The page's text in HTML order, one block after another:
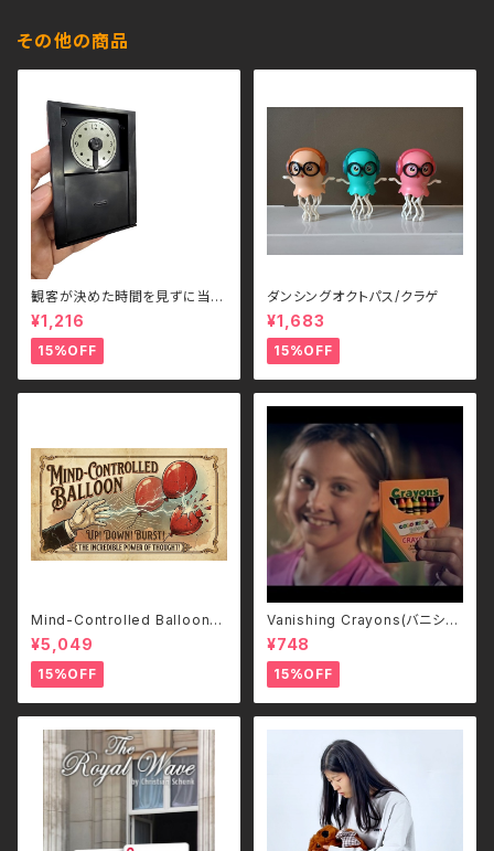
その他の商品
観客が決めた時間を見ずに当て
る - Guess the Time
¥1,216
15%OFF
ダンシングオクトパス/クラゲ
¥1,683
15%OFF
Mind-Controlled Balloon
(Deluxe ver.) by RYOTA
¥5,049
15%OFF
Vanishing Crayons(バニシン
グ・クレヨン)
¥748
15%OFF